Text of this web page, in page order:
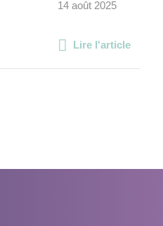
14 août 2025
Lire l'article